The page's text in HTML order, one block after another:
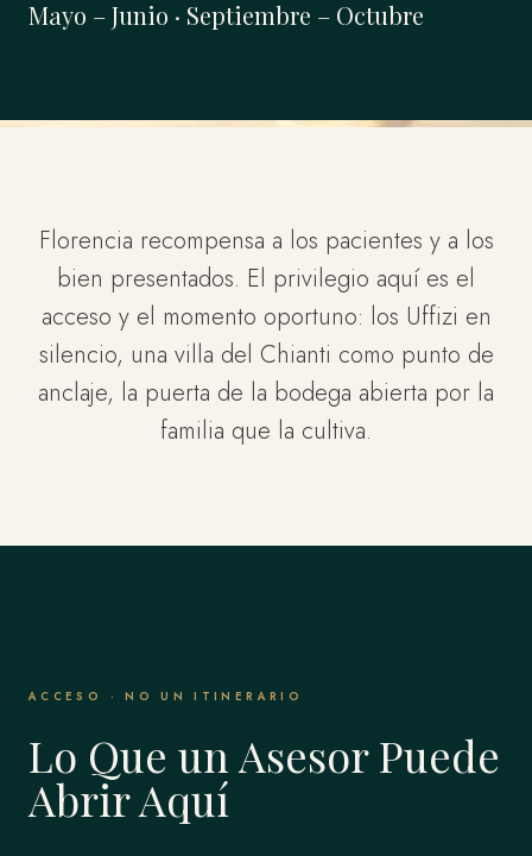
Mayo – Junio · Septiembre – Octubre
Florencia recompensa a los pacientes y a los
bien presentados. El privilegio aquí es el
acceso y el momento oportuno: los Uffizi en
silencio, una villa del Chianti como punto de
anclaje, la puerta de la bodega abierta por la
familia que la cultiva.
ACCESO · NO UN ITINERARIO
Lo Que un Asesor Puede
Abrir Aquí